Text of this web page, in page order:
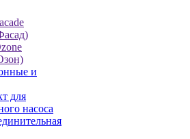
и
для
насоса